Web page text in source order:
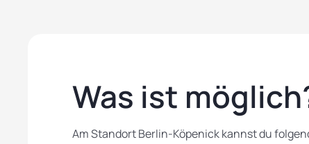
Was ist
Am Standort Berlin-Köpenick kannst du